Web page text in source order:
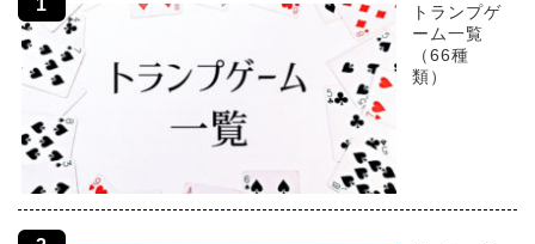
トランプゲ
ーム一覧
（66種
類）